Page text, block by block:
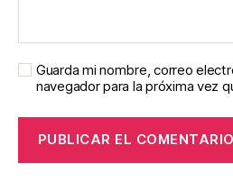
Guarda mi nombre, correo
navegador para la próxima vez